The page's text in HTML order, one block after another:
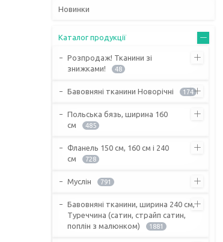
Новинки
Каталог продукції
Розпродаж! Тканини зі
знижками!
48
Бавовняні тканини Новорічні 174
Польська бязь, ширина 160
см
485
Фланель 150 см, 160 см і 240
см
728
Муслін 791
Бавовняні тканини, ширина 240 см,
Туреччина (сатин, страйп сатин,
поплін з малюнком)
1881